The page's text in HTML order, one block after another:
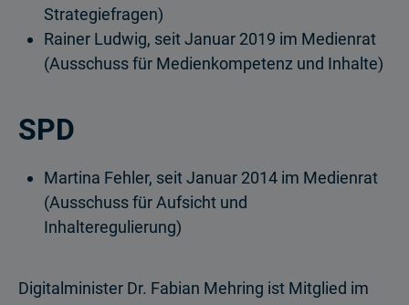
Strategiefragen)
Rainer Ludwig, seit Januar 2019 im Medienrat
(Ausschuss für Medienkompetenz und Inhalte)
SPD
Martina Fehler, seit Januar 2014 im Medienrat
(Ausschuss für Aufsicht und
Inhalteregulierung)
Digitalminister Dr. Fabian Mehring ist Mitglied im